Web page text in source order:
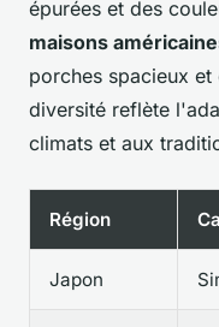
épurées et des
maisons
porches spacieux
diversité reflète
climats et aux
Région
Japon